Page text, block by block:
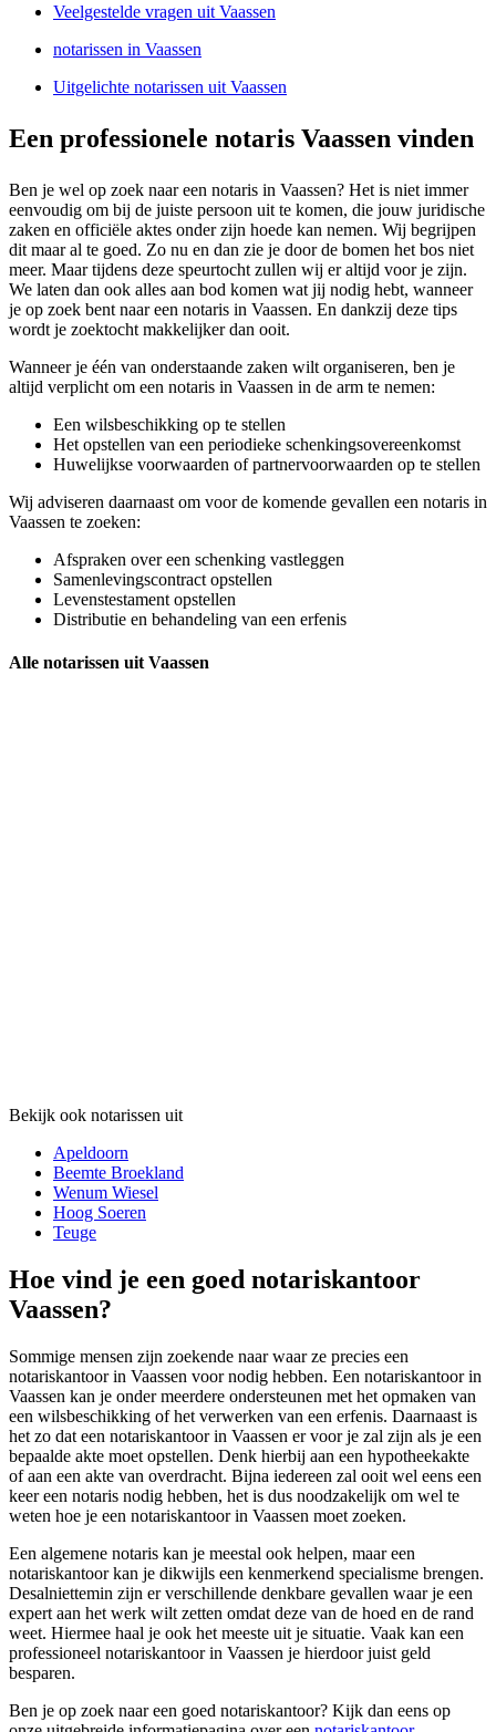
Veelgestelde vragen uit Vaassen
notarissen in Vaassen
Uitgelichte notarissen uit Vaassen
Een professionele notaris Vaassen vinden
Ben je wel op zoek naar een notaris in Vaassen? Het is niet immer
eenvoudig om bij de juiste persoon uit te komen, die jouw juridische
zaken en officiële aktes onder zijn hoede kan nemen. Wij begrijpen
dit maar al te goed. Zo nu en dan zie je door de bomen het bos niet
meer. Maar tijdens deze speurtocht zullen wij er altijd voor je zijn.
We laten dan ook alles aan bod komen wat jij nodig hebt, wanneer
je op zoek bent naar een notaris in Vaassen. En dankzij deze tips
wordt je zoektocht makkelijker dan ooit.
Wanneer je één van onderstaande zaken wilt organiseren, ben je
altijd verplicht om een notaris in Vaassen in de arm te nemen:
Een wilsbeschikking op te stellen
Het opstellen van een periodieke schenkingsovereenkomst
Huwelijkse voorwaarden of partnervoorwaarden op te stellen
Wij adviseren daarnaast om voor de komende gevallen een notaris in
Vaassen te zoeken:
Afspraken over een schenking vastleggen
Samenlevingscontract opstellen
Levenstestament opstellen
Distributie en behandeling van een erfenis
Alle notarissen uit Vaassen
Bekijk ook notarissen uit
Apeldoorn
Beemte Broekland
Wenum Wiesel
Hoog Soeren
Teuge
Hoe vind je een goed notariskantoor
Vaassen?
Sommige mensen zijn zoekende naar waar ze precies een
notariskantoor in Vaassen voor nodig hebben. Een notariskantoor in
Vaassen kan je onder meerdere ondersteunen met het opmaken van
een wilsbeschikking of het verwerken van een erfenis. Daarnaast is
het zo dat een notariskantoor in Vaassen er voor je zal zijn als je een
bepaalde akte moet opstellen. Denk hierbij aan een hypotheekakte
of aan een akte van overdracht. Bijna iedereen zal ooit wel eens een
keer een notaris nodig hebben, het is dus noodzakelijk om wel te
weten hoe je een notariskantoor in Vaassen moet zoeken.
Een algemene notaris kan je meestal ook helpen, maar een
notariskantoor kan je dikwijls een kenmerkend specialisme brengen.
Desalniettemin zijn er verschillende denkbare gevallen waar je een
expert aan het werk wilt zetten omdat deze van de hoed en de rand
weet. Hiermee haal je ook het meeste uit je situatie. Vaak kan een
professioneel notariskantoor in Vaassen je hierdoor juist geld
besparen.
Ben je op zoek naar een goed notariskantoor? Kijk dan eens op